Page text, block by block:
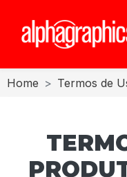
Home Termos de